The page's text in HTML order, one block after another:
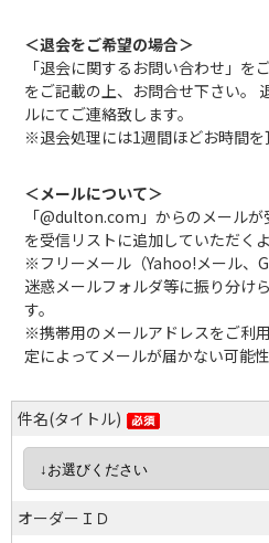
＜退会をご希望の場合＞
「退会に関するお問い合わせ」を
をご記載の上、お問合せ下さい。
ルにてご連絡致します。
※退会処理には1週間ほどお時間を
＜メールについて＞
「@dulton.com」からのメール
を受信リストに追加していただく
※フリーメール（Yahoo!メール、
迷惑メールフォルダ等に振り分け
す。
※携帯用のメールアドレスをご利
定によってメールが届かない可能性
件名(タイトル)
オーダーＩＤ